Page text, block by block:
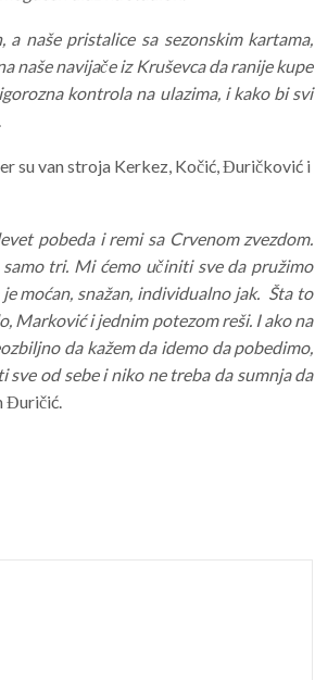
naše pristalice sa sezonskim kartama,
naše navijače iz Kruševca da ranije kupe
kontrola na ulazima, i kako bi svi
su van stroja Kerkez, Kočić, Đuričković i
pobeda i remi sa Crvenom zvezdom.
tri. Mi ćemo učiniti sve da pružimo
moćan, snažan, individualno jak. Šta to
Marković i jednim potezom reši. I ako na
da kažem da idemo da pobedimo,
sve od sebe i niko ne treba da sumnja da
Đuričić.